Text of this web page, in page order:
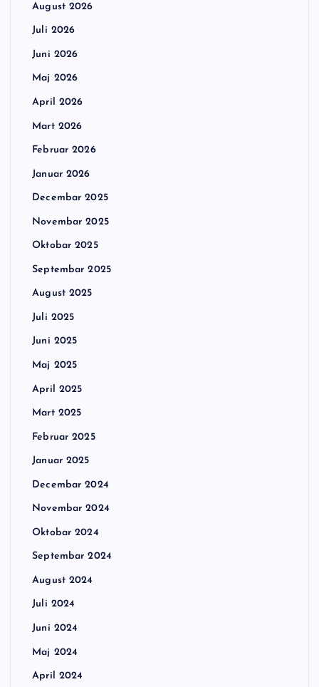
August 2026
Juli 2026
Juni 2026
Maj 2026
April 2026
Mart 2026
Februar 2026
Januar 2026
Decembar 2025
Novembar 2025
Oktobar 2025
Septembar 2025
August 2025
Juli 2025
Juni 2025
Maj 2025
April 2025
Mart 2025
Februar 2025
Januar 2025
Decembar 2024
Novembar 2024
Oktobar 2024
Septembar 2024
August 2024
Juli 2024
Juni 2024
Maj 2024
April 2024